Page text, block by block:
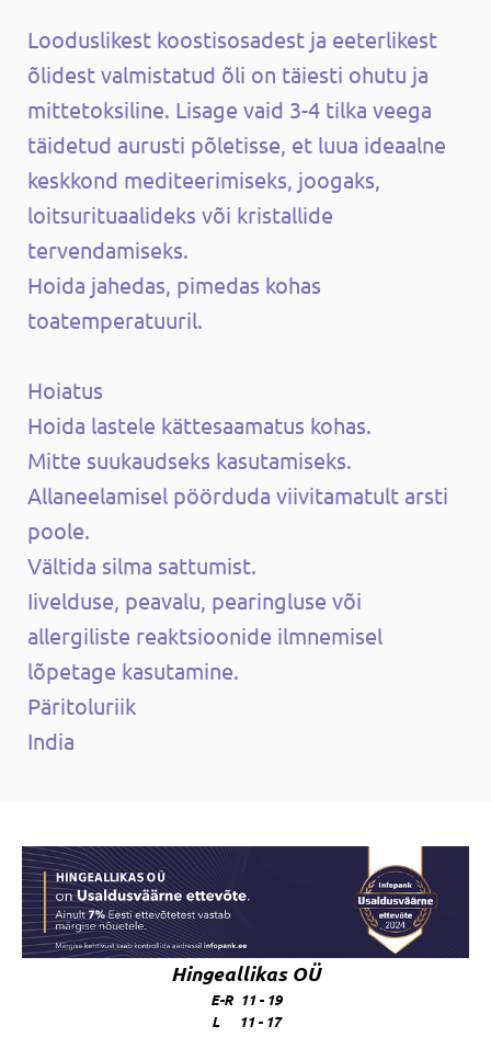
Looduslikest koostisosadest ja eeterlikest
õlidest valmistatud õli on täiesti ohutu ja
mittetoksiline. Lisage vaid 3-4 tilka veega
täidetud aurusti põletisse, et luua ideaalne
keskkond mediteerimiseks, joogaks,
loitsurituaalideks või kristallide
tervendamiseks.
Hoida jahedas, pimedas kohas
toatemperatuuril.
Hoiatus
Hoida lastele kättesaamatus kohas.
Mitte suukaudseks kasutamiseks.
Allaneelamisel pöörduda viivitamatult arsti
poole.
Vältida silma sattumist.
Iivelduse, peavalu, pearingluse või
allergiliste reaktsioonide ilmnemisel
lõpetage kasutamine.
Päritoluriik
India
Hingeallikas OÜ
E-R 11 - 19
L 11 - 17